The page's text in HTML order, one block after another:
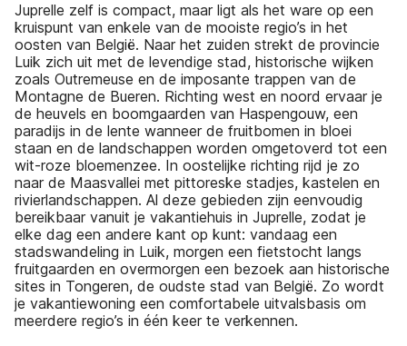
Juprelle zelf is compact, maar ligt als het ware op een
kruispunt van enkele van de mooiste regio’s in het
oosten van België. Naar het zuiden strekt de provincie
Luik zich uit met de levendige stad, historische wijken
zoals Outremeuse en de imposante trappen van de
Montagne de Bueren. Richting west en noord ervaar je
de heuvels en boomgaarden van Haspengouw, een
paradijs in de lente wanneer de fruitbomen in bloei
staan en de landschappen worden omgetoverd tot een
wit-roze bloemenzee. In oostelijke richting rijd je zo
naar de Maasvallei met pittoreske stadjes, kastelen en
rivierlandschappen. Al deze gebieden zijn eenvoudig
bereikbaar vanuit je vakantiehuis in Juprelle, zodat je
elke dag een andere kant op kunt: vandaag een
stadswandeling in Luik, morgen een fietstocht langs
fruitgaarden en overmorgen een bezoek aan historische
sites in Tongeren, de oudste stad van België. Zo wordt
je vakantiewoning een comfortabele uitvalsbasis om
meerdere regio’s in één keer te verkennen.